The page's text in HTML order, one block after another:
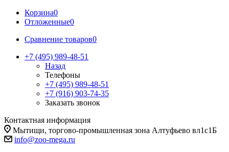
Корзина0
Отложенные0
Сравнение товаров0
+7 (495) 989-48-51
Назад
Телефоны
+7 (495) 989-48-51
+7 (916) 903-74-35
Заказать звонок
Контактная информация
Мытищи, торгово-промышленная зона Алтуфьево вл1с1Б
info@zoo-mega.ru